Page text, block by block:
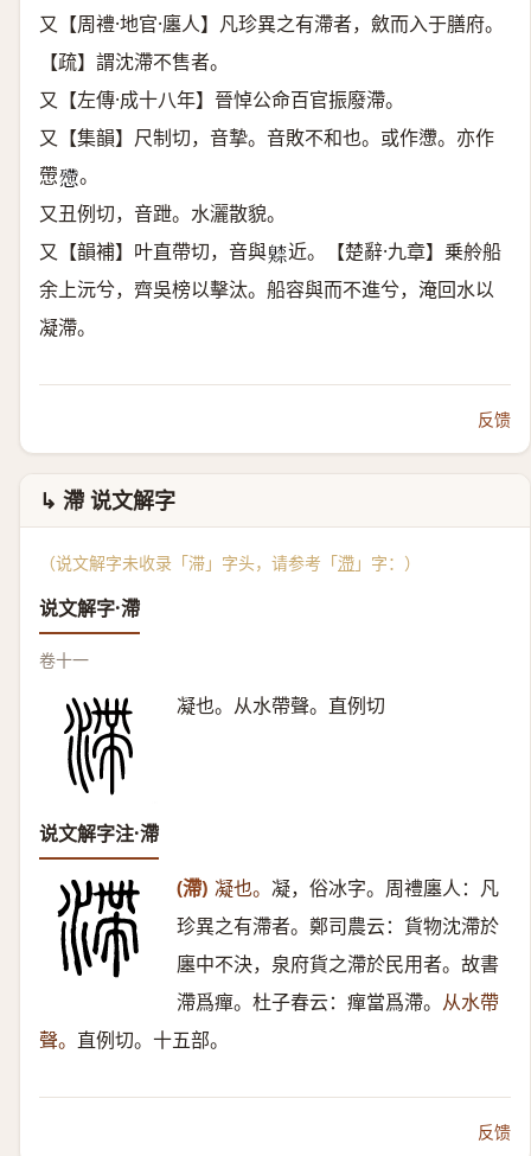
又【周禮·地官·廛人】凡珍異之有滯者，斂而入于膳府。
【疏】謂沈滯不售者。
又【左傳·成十八年】晉悼公命百官振廢滯。
又【集韻】尺制切，音摯。音敗不和也。或作懘。亦作
慸𢤔 。
又丑例切，音跇。水灑散貌。
又【韻補】叶直帶切，音與𦤧 近。【楚辭·九章】乗舲船
余上沅兮，齊吳榜以擊汰。船容與而不進兮，淹回水以
凝滯。
反馈
↳ 滯 说文解字
（说文解字未收录「滞」字头，请参考「滯 」字：）
说文解字·滯
卷十一
凝也。从水帶聲。直例切
说文解字注·滯
(滯) 凝也。 凝，俗冰字。周禮廛人：凡
珍異之有滯者。鄭司農云：貨物沈滯於
廛中不決，泉府貨之滯於民用者。故書
滯爲癉。杜子春云：癉當爲滯。 从水帶
聲。 直例切。十五部。
反馈